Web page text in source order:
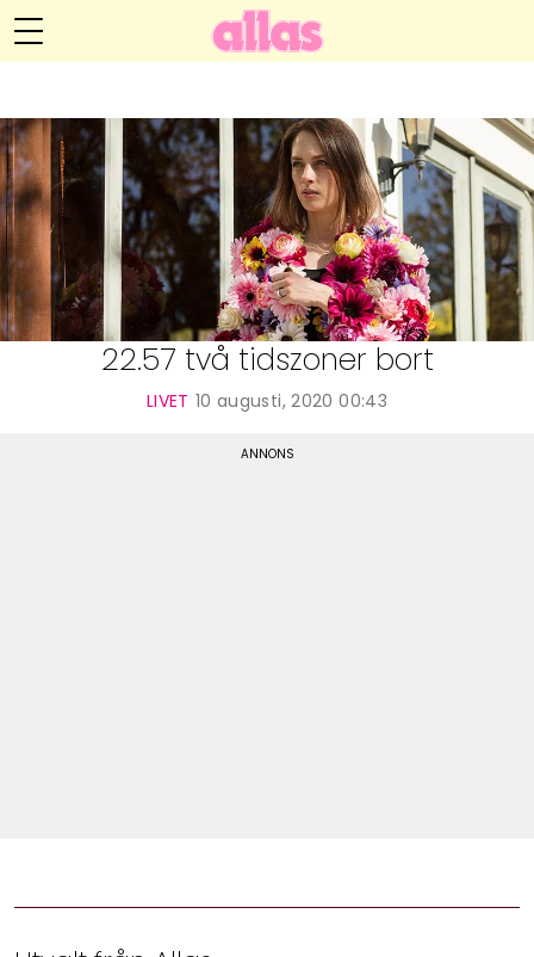
Hälsa
Relationer
Handarbete
Anna María Larssons blogg
Hem
Om Anna María
Kategorier
Arkiv
Kontakt
22.57 två tidszoner bort
LIVET 10 augusti, 2020 00:43